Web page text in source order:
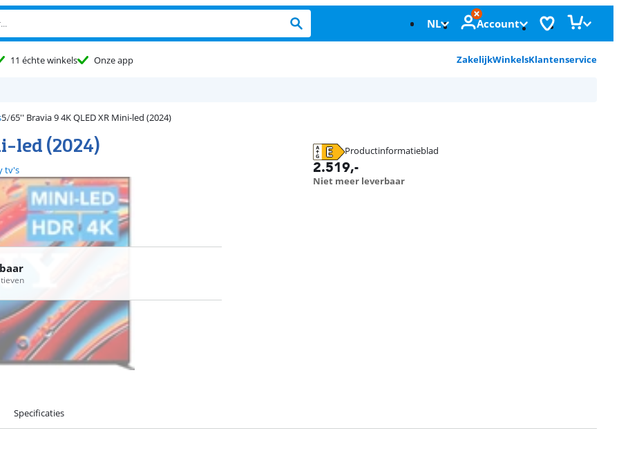
NL Account
11 échte winkels Onze app ZakelijkWinkelsKlantenservice
65'' Bravia 9 4K QLED XR Mini-led (2024)
led (2024)
tv's
Productinformatieblad
opent in nieuw tabblad
2.519,-
Niet meer leverbaar
Specificaties